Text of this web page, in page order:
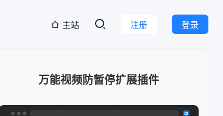
登录
注册
主站
万能视频防暂停扩展插件